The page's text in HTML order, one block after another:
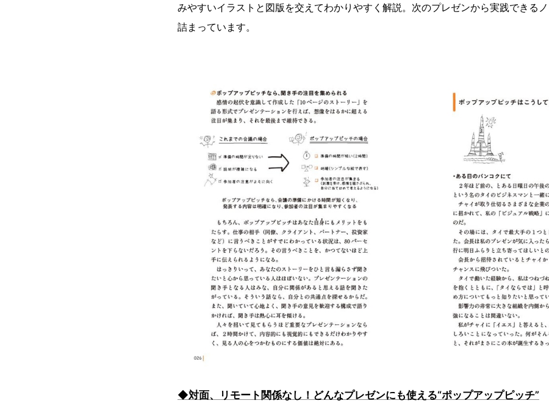
みやすいイラストと図版を交えてわかりやすく解説。次のプレゼンから実践できる
詰まっています。
◆対面、リモート関係なし！どんなプレゼンにも使える“ポップアップピッチ”